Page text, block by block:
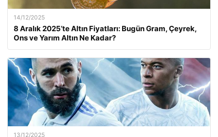
14/12/2025
8 Aralık 2025’te Altın Fiyatları: Bugün Gram, Çeyrek,
Ons ve Yarım Altın Ne Kadar?
13/12/2025